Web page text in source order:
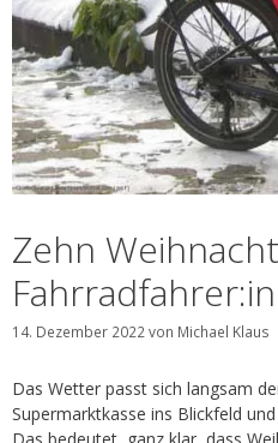
Zehn
14. Dezember 2022von Michael Klaus
Das Wetter passt sich langsam
Supermarktkasse ins Blickfeld